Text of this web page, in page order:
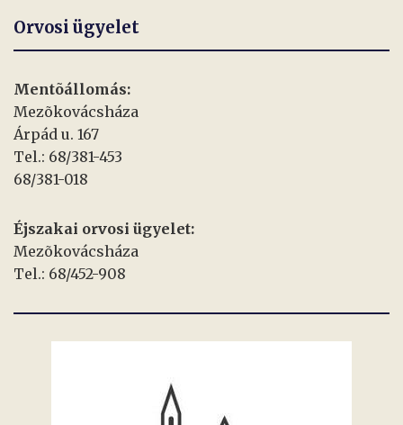
Orvosi ügyelet
Mentõállomás:
Mezõkovácsháza
Árpád u. 167
Tel.: 68/381-453
68/381-018
Éjszakai orvosi ügyelet:
Mezõkovácsháza
Tel.: 68/452-908